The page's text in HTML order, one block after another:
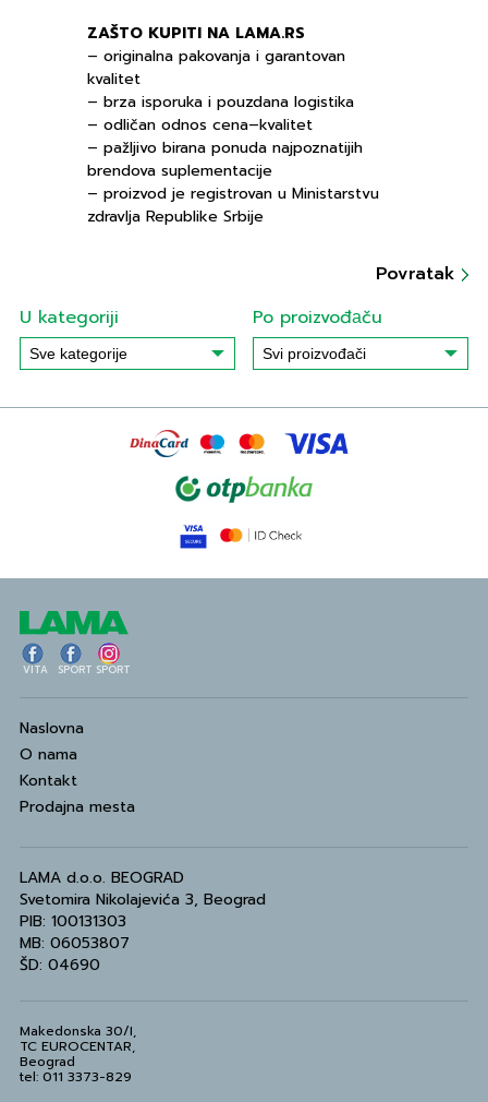
ZAŠTO KUPITI NA LAMA.RS
– originalna pakovanja i garantovan
kvalitet
– brza isporuka i pouzdana logistika
– odličan odnos cena–kvalitet
– pažljivo birana ponuda najpoznatijih
brendova suplementacije
– proizvod je registrovan u Ministarstvu
zdravlja Republike Srbije
Povratak
U kategoriji
Po proizvođаču
VITA SPORT SPORT
Naslovna
O nama
Kontakt
Prodajna mesta
LAMA d.o.o. BEOGRAD
Svetomira Nikolajevića 3, Beograd
PIB: 100131303
MB: 06053807
ŠD: 04690
Makedonska 30/I,
TC EUROCENTAR,
Beograd
tel: 011 3373-829